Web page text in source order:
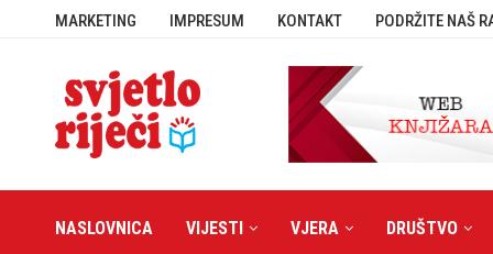
MARKETING IMPRESUM KONTAKT PODRŽITE NAŠ
NASLOVNICA VIJESTI VJERA DRUŠTVO